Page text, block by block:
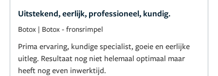
Uitstekend, eerlijk, professioneel, kundig.
Botox | Botox - fronsrimpel
Prima ervaring, kundige specialist, goeie en eerlijke
uitleg. Resultaat nog niet helemaal optimaal maar
heeft nog even inwerktijd.